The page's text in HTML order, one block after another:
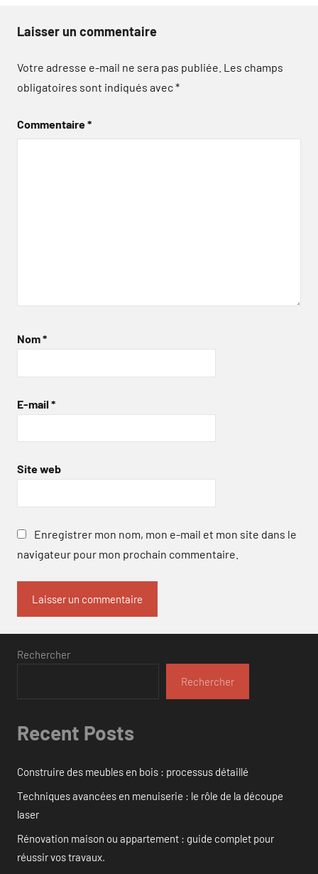
Laisser un commentaire
Votre adresse e-mail ne sera pas publiée. Les champs
obligatoires sont indiqués avec*
Commentaire*
Nom*
E-mail *
Site web
Enregistrer mon nom, mon e-mail et mon site dans le
navigateur pour mon prochain commentaire.
Rechercher
Rechercher
Recent Posts
Construire des meubles en bois : processus détaillé
Techniques avancées en menuiserie : le rôle de la découpe
laser
Rénovation maison ou appartement : guide complet pour
réussir vos travaux.